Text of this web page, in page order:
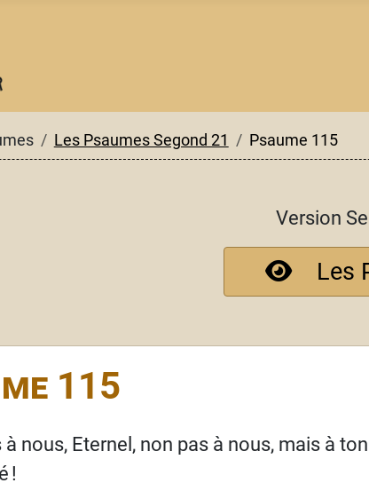
Les Psaumes Segond 21 Psaume 115
Version
Les
115
à nous, Eternel, non pas à nous, mais à
!